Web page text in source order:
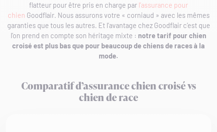
flatteur pour être pris en charge par l’assurance pour
chien Goodflair. Nous assurons votre « corniaud » avec les mêmes
garanties que tous les autres. Et l’avantage chez Goodflair c’est que
l’on prend en compte son héritage mixte : notre tarif pour chien
croisé est plus bas que pour beaucoup de chiens de races à la
mode.
Comparatif d’assurance chien croisé vs
chien de race